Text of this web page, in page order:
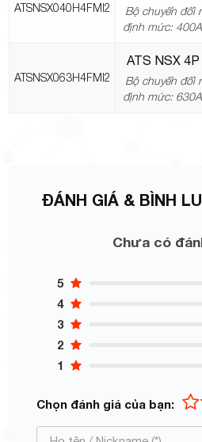
ATSNSX040H4FMI2
Bộ chuyển đổi
định mức:
ATSNSX063H4FMI2
ATS NSX
Bộ chuyển đổi
định mức:
ĐÁNH GIÁ & BÌNH
Chưa có
5
4
3
2
1
Chọn đánh giá của bạn: